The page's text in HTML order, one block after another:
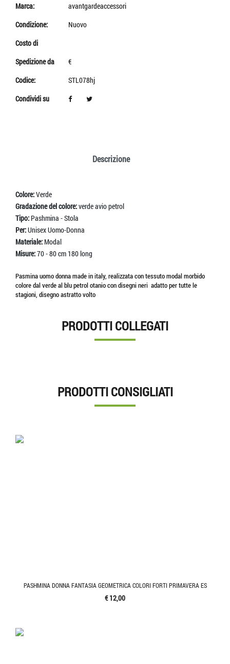
Marca:
avantgardeaccessori
Condizione:
Nuovo
Costo di
Spedizione da
€
Codice:
STL078hj
Condividi su
Descrizione
Colore:Verde
Gradazione del colore:verde avio petrol
Tipo: Pashmina - Stola
Per:Unisex Uomo-Donna
Materiale: Modal
Misure:70 - 80 cm 180 long
Pasmina uomo donna made in italy, realizzata con tessuto modal morbido
colore dal verde al blu petrol otanio con disegni neri adatto per tutte le
stagioni, disegno astratto volto
PRODOTTI COLLEGATI
PRODOTTI CONSIGLIATI
PASHMINA DONNA FANTASIA GEOMETRICA COLORI FORTI PRIMAVERA ES
€ 12,00